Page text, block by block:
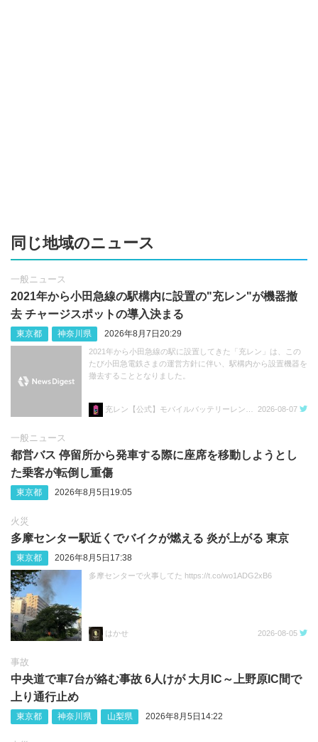
同じ地域のニュース
一般ニュース
2021年から小田急線の駅構内に設置の"充レン"が機器撤
去 チャージスポットの導入決まる
東京都 神奈川県 2026年8月7日20:29
2021年から小田急線の駅に設置してきた「充レン」は、この
たび小田急電鉄さまの運営方針に伴い、駅構内から設置機器を
撤去することとなりました。
2026-08-07
一般ニュース
都営バス 停留所から発車する際に座席を移動しようとし
た乗客が転倒し重傷
東京都 2026年8月5日19:05
火災
多摩センター駅近くでバイクが燃える 炎が上がる 東京
東京都 2026年8月5日17:38
多摩センターで火事してた https://t.co/wo1ADG2xB6
はかせ 2026-08-05
事故
中央道で車7台が絡む事故 6人けが 大月IC～上野原IC間で
上り通行止め
東京都 神奈川県 山梨県 2026年8月5日14:22